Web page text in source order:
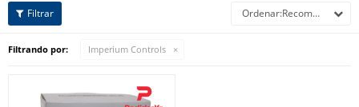
Recomendados
Filtrando por: Imperium Controls